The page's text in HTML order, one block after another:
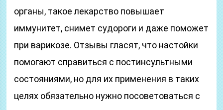
органы, такое лекарство повышает
иммунитет, снимет судороги и даже поможет
при варикозе. Отзывы гласят, что настойки
помогают справиться с постинсультными
состояниями, но для их применения в таких
целях обязательно нужно посоветоваться с